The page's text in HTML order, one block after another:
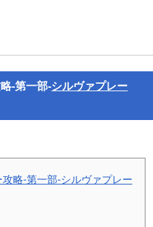
-第一部-シルヴァプレー
略-第一部-シルヴァプレー